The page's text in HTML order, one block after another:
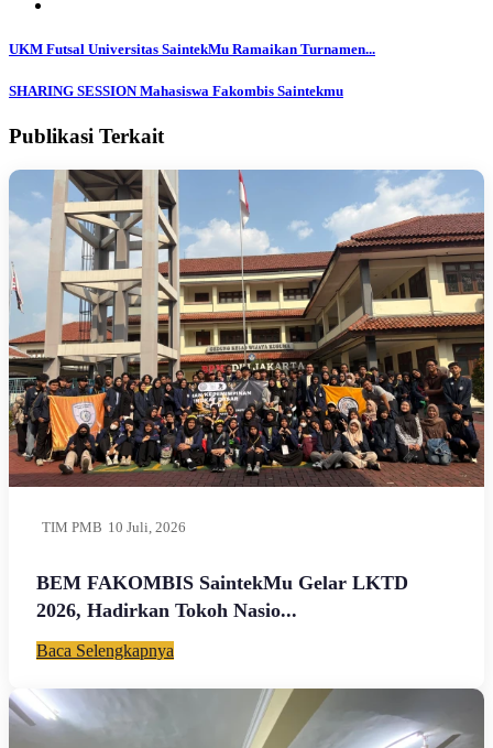
UKM Futsal Universitas SaintekMu Ramaikan Turnamen...
SHARING SESSION Mahasiswa Fakombis Saintekmu
Publikasi Terkait
TIM PMB 10 Juli, 2026
BEM FAKOMBIS SaintekMu Gelar LKTD
2026, Hadirkan Tokoh Nasio...
Baca Selengkapnya